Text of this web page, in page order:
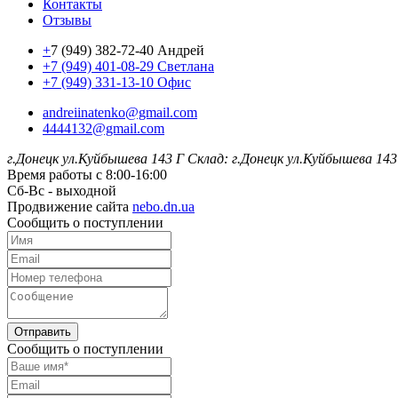
Контакты
Отзывы
+7 (949) 382-72-40 Андрей
+7 (949) 401-08-29 Светлана
+7 (949) 331-13-10 Офис
andreiinatenko@gmail.com
4444132@gmail.com
г.Донецк ул.Куйбышева 143 Г Склад: г.Донецк ул.Куйбышева
Время работы с 8:00-16:00
Сб-Вс - выходной
Продвижение сайта nebo.dn.ua
Сообщить о поступлении
Отправить
Сообщить о поступлении